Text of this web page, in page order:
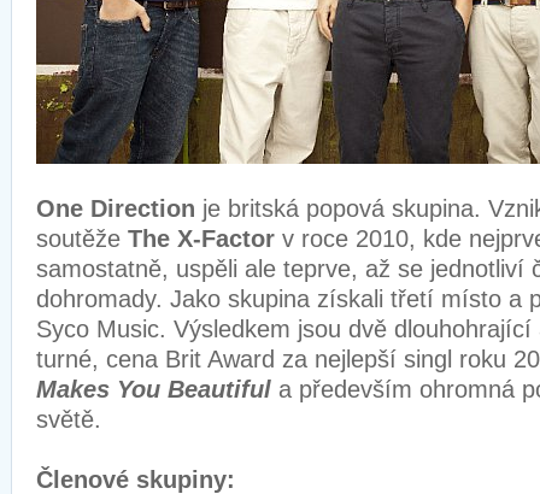
One Direction je britská popová skupina.
soutěže The X-Factor v roce 2010, kde
samostatně, uspěli ale teprve, až se jednotliví
dohromady. Jako skupina získali třetí místo a
Syco Music. Výsledkem jsou dvě
turné, cena Brit Award za nejlepší singl roku
Makes You Beautiful a především ohromná
světě.
Členové skupiny: